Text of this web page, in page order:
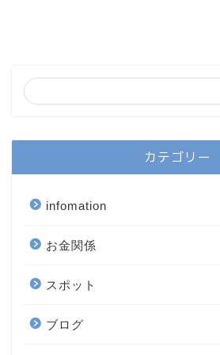
カテゴリー
infomation
お金関係
スポット
ブログ